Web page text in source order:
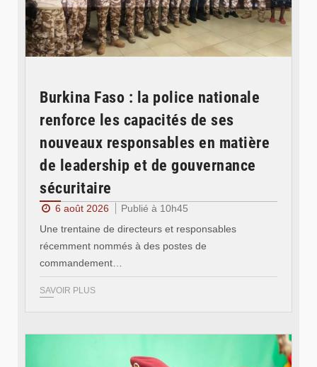
Burkina Faso : la police nationale
renforce les capacités de ses
nouveaux responsables en matière
de leadership et de gouvernance
sécuritaire
6 août 2026
Publié à 10h45
Une trentaine de directeurs et responsables
récemment nommés à des postes de
commandement…
SAVOIR PLUS